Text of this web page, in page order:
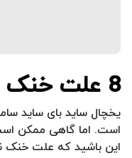
8 علت خنک نکردن یخچال ساید بای ساید سامسونگ
یخچال ساید بای ساید
است. اما گاهی ممکن
این باشید که علت خنک